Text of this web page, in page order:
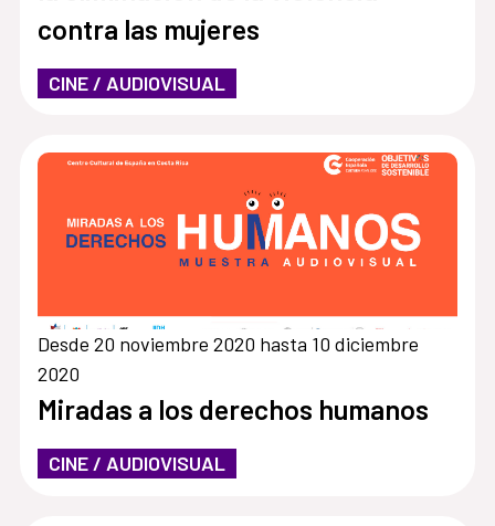
contra las mujeres
CINE / AUDIOVISUAL
Desde 20 noviembre 2020 hasta 10 diciembre
2020
Miradas a los derechos humanos
CINE / AUDIOVISUAL